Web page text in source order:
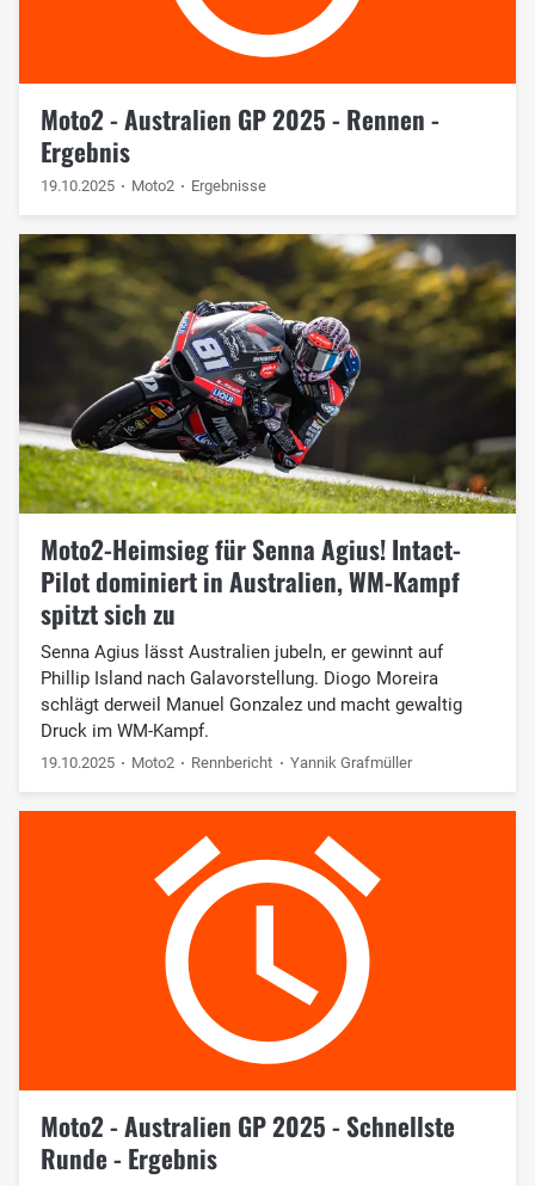
Moto2 - Australien GP 2025 - Rennen -
Ergebnis
19.10.2025 Moto2 Ergebnisse
Moto2-Heimsieg für Senna Agius! Intact-
Pilot dominiert in Australien, WM-Kampf
spitzt sich zu
Senna Agius lässt Australien jubeln, er gewinnt auf
Phillip Island nach Galavorstellung. Diogo Moreira
schlägt derweil Manuel Gonzalez und macht gewaltig
Druck im WM-Kampf.
19.10.2025 Moto2 Rennbericht Yannik Grafmüller
Moto2 - Australien GP 2025 - Schnellste
Runde - Ergebnis